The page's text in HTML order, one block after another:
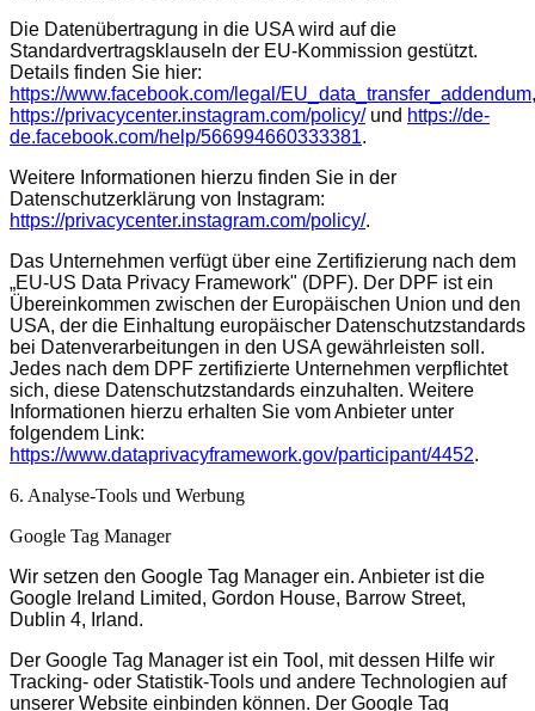
Die Datenübertragung in die USA wird auf die
Standardvertragsklauseln der EU-Kommission gestützt.
Details finden Sie hier:
https://www.facebook.com/legal/EU_data_transfer_addendum,
https://privacycenter.instagram.com/policy/ und https://de-
de.facebook.com/help/566994660333381.
Weitere Informationen hierzu finden Sie in der
Datenschutzerklärung von Instagram:
https://privacycenter.instagram.com/policy/.
Das Unternehmen verfügt über eine Zertifizierung nach dem
„EU-US Data Privacy Framework" (DPF). Der DPF ist ein
Übereinkommen zwischen der Europäischen Union und den
USA, der die Einhaltung europäischer Datenschutzstandards
bei Datenverarbeitungen in den USA gewährleisten soll.
Jedes nach dem DPF zertifizierte Unternehmen verpflichtet
sich, diese Datenschutzstandards einzuhalten. Weitere
Informationen hierzu erhalten Sie vom Anbieter unter
folgendem Link:
https://www.dataprivacyframework.gov/participant/4452.
6. Analyse-Tools und Werbung
Google Tag Manager
Wir setzen den Google Tag Manager ein. Anbieter ist die
Google Ireland Limited, Gordon House, Barrow Street,
Dublin 4, Irland.
Der Google Tag Manager ist ein Tool, mit dessen Hilfe wir
Tracking- oder Statistik-Tools und andere Technologien auf
unserer Website einbinden können. Der Google Tag